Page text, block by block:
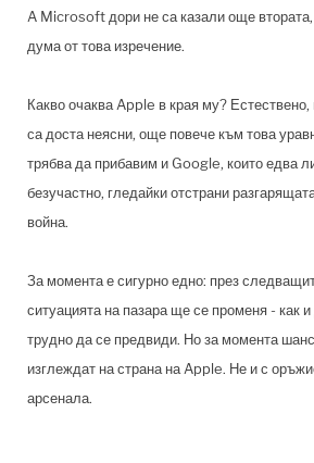
A Microsoft дори не са казали още втората,
дума от това изречение.
Какво очаква Apple в края му?
са доста неясни, още повече към това
трябва да прибавим и Google, които едва
безучастно, гледайки отстрани
война.
За момента е сигурно едно: през
ситуацията на пазара ще се променя - как
трудно да се предвиди. Но за момента
изглеждат на страна на Apple. Не и с
арсенала.